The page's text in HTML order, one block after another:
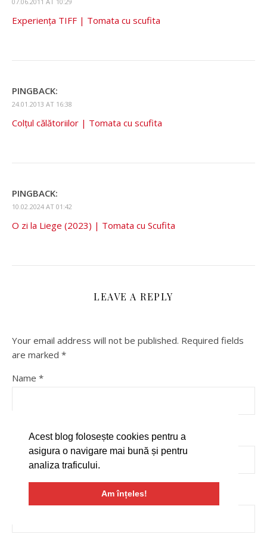
Acest blog folosește cookies pentru a
asigura o navigare mai bună și pentru
analiza traficului.
Am înțeles!
Experiența TIFF | Tomata cu scufita
PINGBACK:
24.01.2013 AT 16:38
Colțul călătoriilor | Tomata cu scufita
PINGBACK:
10.02.2024 AT 01:42
O zi la Liege (2023) | Tomata cu Scufita
LEAVE A REPLY
Your email address will not be published. Required fields
are marked *
Name *
Email*